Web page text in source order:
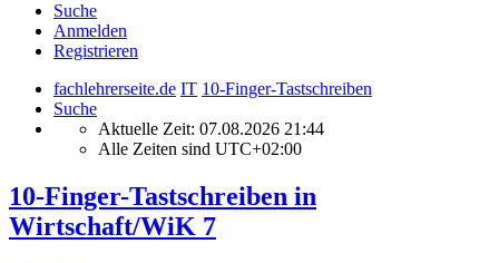
Suche
Anmelden
Registrieren
fachlehrerseite.de IT 10-Finger-Tastschreiben
Suche
Aktuelle Zeit: 07.08.2026 21:44
Alle Zeiten sind UTC+02:00
10-Finger-Tastschreiben in
Wirtschaft/WiK 7